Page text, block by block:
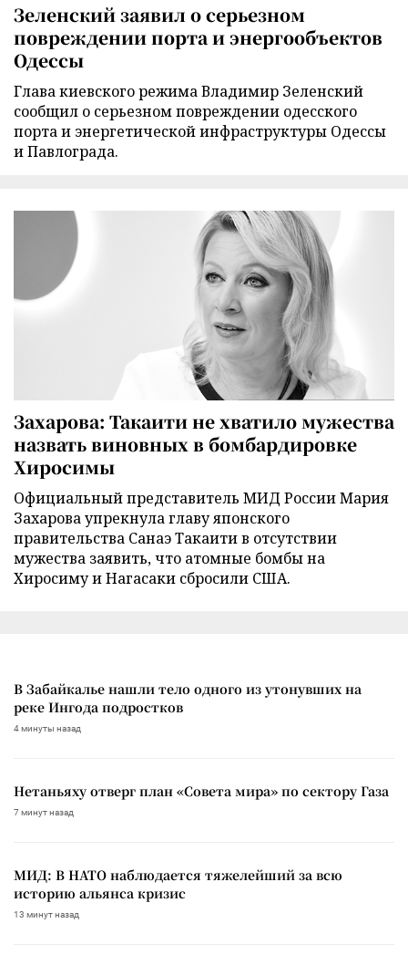
Зеленский заявил о серьезном
повреждении порта и энергообъектов
Одессы
Глава киевского режима Владимир Зеленский
сообщил о серьезном повреждении одесского
порта и энергетической инфраструктуры Одессы
и Павлограда.
Захарова: Такаити не хватило мужества
назвать виновных в бомбардировке
Хиросимы
Официальный представитель МИД России Мария
Захарова упрекнула главу японского
правительства Санаэ Такаити в отсутствии
мужества заявить, что атомные бомбы на
Хиросиму и Нагасаки сбросили США.
В Забайкалье нашли тело одного из утонувших на
реке Ингода подростков
4 минуты назад
Нетаньяху отверг план «Совета мира» по сектору Газа
7 минут назад
МИД: В НАТО наблюдается тяжелейший за всю
историю альянса кризис
13 минут назад